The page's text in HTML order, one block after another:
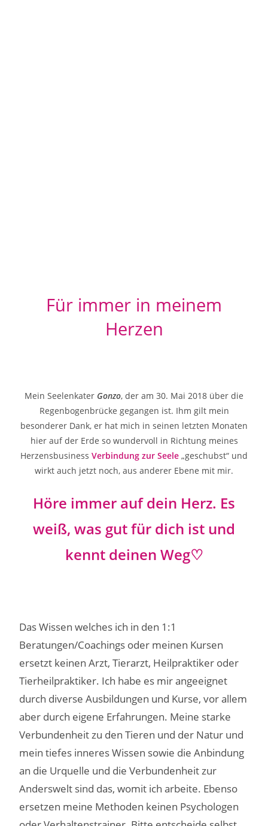
Für immer in meinem
Herzen
Mein Seelenkater Gonzo, der am 30. Mai 2018 über die
Regenbogenbrücke gegangen ist. Ihm gilt mein
besonderer Dank, er hat mich in seinen letzten Monaten
hier auf der Erde so wundervoll in Richtung meines
Herzensbusiness Verbindung zur Seele „geschubst“ und
wirkt auch jetzt noch, aus anderer Ebene mit mir.
Höre immer auf dein Herz. Es
weiß, was gut für dich ist und
kennt deinen Weg♡
Das Wissen welches ich in den 1:1
Beratungen/Coachings oder meinen Kursen
ersetzt keinen Arzt, Tierarzt, Heilpraktiker oder
Tierheilpraktiker. Ich habe es mir angeeignet
durch diverse Ausbildungen und Kurse, vor allem
aber durch eigene Erfahrungen. Meine starke
Verbundenheit zu den Tieren und der Natur und
mein tiefes inneres Wissen sowie die Anbindung
an die Urquelle und die Verbundenheit zur
Anderswelt sind das, womit ich arbeite. Ebenso
ersetzen meine Methoden keinen Psychologen